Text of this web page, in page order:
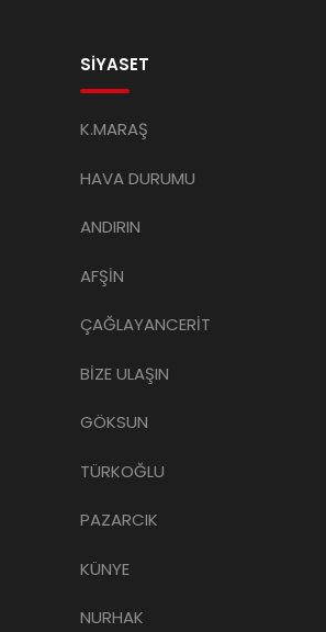
SİYASET
K.MARAŞ
HAVA DURUMU
ANDIRIN
AFŞİN
ÇAĞLAYANCERİT
BİZE ULAŞIN
GÖKSUN
TÜRKOĞLU
PAZARCIK
KÜNYE
NURHAK